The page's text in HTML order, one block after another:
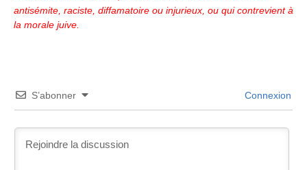
antisémite, raciste, diffamatoire ou injurieux, ou qui contrevient à
la morale juive.
S’abonner Connexion